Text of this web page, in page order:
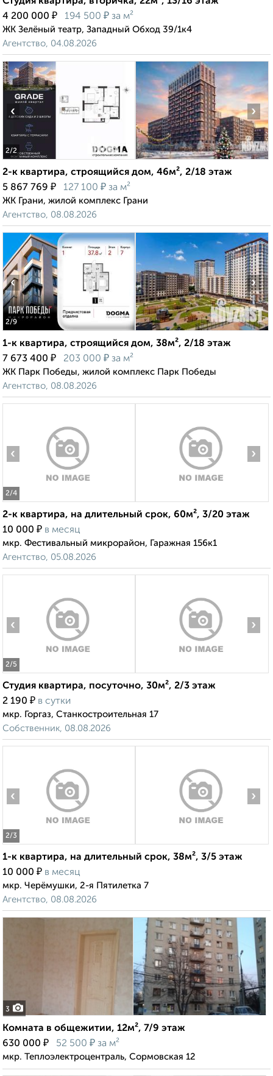
4 200 000 ₽ 194 500 ₽ за м²
ЖК Зелёный театр, Западный Обход 39/1к4
Агентство, 04.08.2026
2/2
‹ ›
2-к квартира, строящийся дом, 46м², 2/18 этаж
5 867 769 ₽ 127 100 ₽ за м²
ЖК Грани, жилой комплекс Грани
Агентство, 08.08.2026
2/9
‹ ›
1-к квартира, строящийся дом, 38м², 2/18 этаж
7 673 400 ₽ 203 000 ₽ за м²
ЖК Парк Победы, жилой комплекс Парк Победы
Агентство, 08.08.2026
2/4
‹ ›
2-к квартира, на длительный срок, 60м², 3/20 этаж
10 000 ₽ в месяц
мкр. Фестивальный микрорайон, Гаражная 156к1
Агентство, 05.08.2026
2/5
‹ ›
Студия квартира, посуточно, 30м², 2/3 этаж
2 190 ₽ в сутки
мкр. Горгаз, Станкостроительная 17
Собственник, 08.08.2026
2/3
‹ ›
1-к квартира, на длительный срок, 38м², 3/5 этаж
10 000 ₽ в месяц
мкр. Черёмушки, 2-я Пятилетка 7
Агентство, 08.08.2026
3
Комната в общежитии, 12м², 7/9 этаж
630 000 ₽ 52 500 ₽ за м²
мкр. Теплоэлектроцентраль, Сормовская 12